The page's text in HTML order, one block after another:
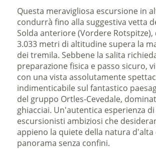
Questa meravigliosa escursione in
condurrà fino alla suggestiva vetta
Solda anteriore (Vordere Rotspitze),
3.033 metri di altitudine supera la
dei tremila. Sebbene la salita
preparazione fisica e passo sicuro,
con una vista assolutamente
indimenticabile sul fantastico
del gruppo Ortles-Cevedale,
ghiacciai. Un'autentica esperienza
escursionisti ambiziosi che
appieno la quiete della natura d'alta
panorama senza confini.